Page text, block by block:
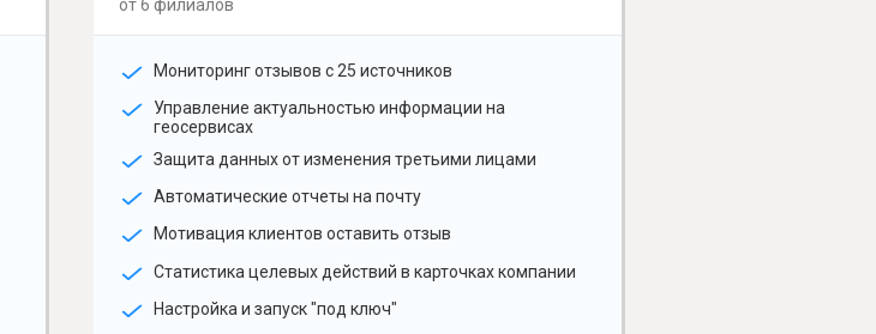
от 6 филиалов
Мониторинг отзывов с 25 источников
Управление актуальностью информации на
геосервисах
Защита данных от изменения третьими лицами
Автоматические отчеты на почту
Мотивация клиентов оставить отзыв
Статистика целевых действий в карточках компании
Настройка и запуск "под ключ"